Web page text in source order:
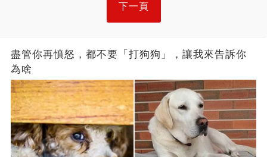
下一頁
盡管你再憤怒，都不要「打狗狗」，讓我來告訴你
為啥